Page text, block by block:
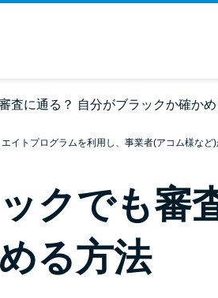
査に通る？ 自分がブラックか確か
イトプログラムを利用し、事業者(アコム様など
クでも審
る方法